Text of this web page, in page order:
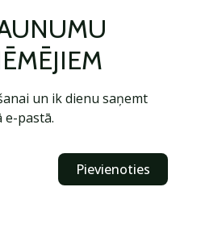
un ik dienu saņemt
e-pastā.
Pievienoties